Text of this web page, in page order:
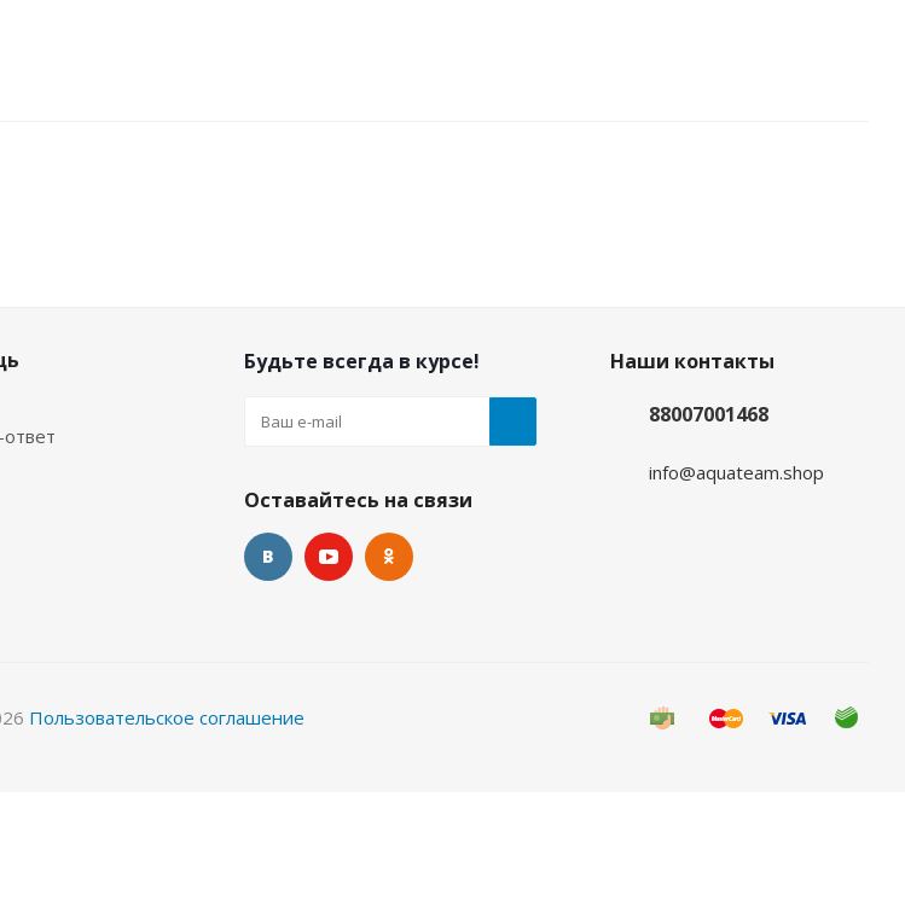
Будьте всегда в курсе!
Оставайтесь на связи
Наши контакты
88007001468
info@aquateam.shop
Пользовательское соглашение